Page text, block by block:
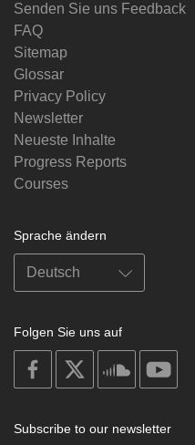
Senden Sie uns Feedback
FAQ
Sitemap
Glossar
Privacy Policy
Newsletter
Neueste Inhalte
Progress Reports
Courses
Sprache ändern
Folgen Sie uns auf
on
facebook
soundcloud
Subscribe to our newsletter